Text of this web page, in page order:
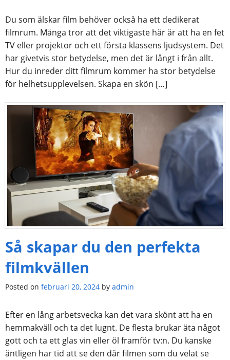
Du som älskar film behöver också ha ett dedikerat
filmrum. Många tror att det viktigaste här är att ha en fet
TV eller projektor och ett första klassens ljudsystem. Det
har givetvis stor betydelse, men det är långt i från allt.
Hur du inreder ditt filmrum kommer ha stor betydelse
för helhetsupplevelsen. Skapa en skön […]
Så skapar du den perfekta
filmkvällen
Posted on februari 20, 2024 by admin
Efter en lång arbetsvecka kan det vara skönt att ha en
hemmakväll och ta det lugnt. De flesta brukar äta något
gott och ta ett glas vin eller öl framför tv:n. Du kanske
äntligen har tid att se den där filmen som du velat se